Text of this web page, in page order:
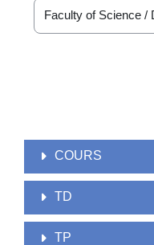
Course categories
COURS
TD
TP